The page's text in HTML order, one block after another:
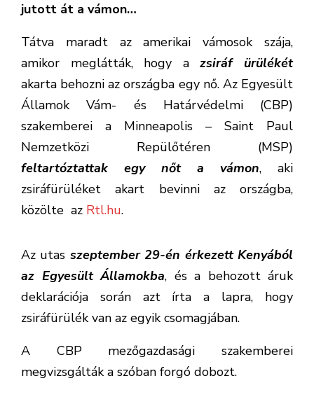
jutott át a vámon…
Tátva maradt az amerikai vámosok szája,
amikor meglátták, hogy azsiráf ürülékét
akarta behozni az országba egy nő. Az Egyesült
Államok Vám- és Határvédelmi (CBP)
szakemberei a Minneapolis – Saint Paul
Nemzetközi Repülőtéren (MSP)
feltartóztattak egy nőt a vámon, aki
zsiráfürüléket akart bevinni az országba,
közölte az Rtl.hu.
Az utas szeptember 29-én érkezett Kenyából
az Egyesült Államokba, és a behozott áruk
deklarációja során azt írta a lapra, hogy
zsiráfürülék van az egyik csomagjában.
A CBP mezőgazdasági szakemberei
megvizsgálták a szóban forgó dobozt.